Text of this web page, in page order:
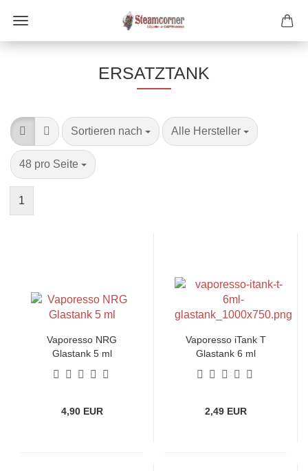
ERSATZTANK
Sortieren nach
Sortieren nach Alle Hersteller
pro Seite
48 pro Seite
pro Seite
1
Vaporesso NRG
Glastank 5 ml
4,90 EUR
Vaporesso iTank T
Glastank 6 ml
2,49 EUR